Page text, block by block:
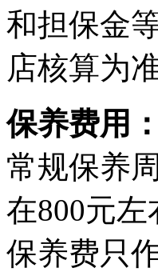
和担保金
店核算为准
保养费用：
常规保养
在800元
保养费只